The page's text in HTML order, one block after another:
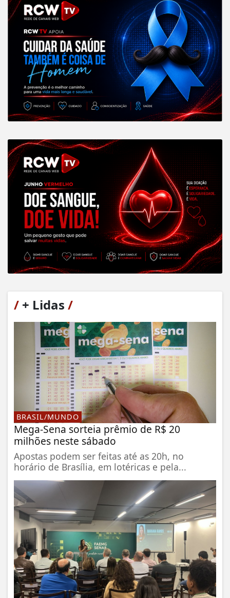
/ + Lidas /
BRASIL/MUNDO
Mega-Sena sorteia prêmio de R$ 20
milhões neste sábado
Apostas podem ser feitas até as 20h, no
horário de Brasília, em lotéricas e pela...